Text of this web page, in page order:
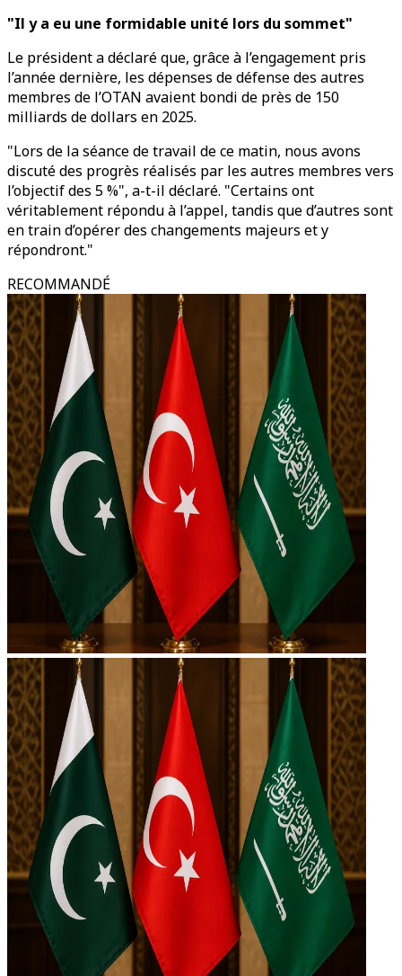
"Il y a eu une formidable unité lors du sommet"
Le président a déclaré que, grâce à l’engagement pris
l’année dernière, les dépenses de défense des autres
membres de l’OTAN avaient bondi de près de 150
milliards de dollars en 2025.
"Lors de la séance de travail de ce matin, nous avons
discuté des progrès réalisés par les autres membres vers
l’objectif des 5 %", a-t-il déclaré. "Certains ont
véritablement répondu à l’appel, tandis que d’autres sont
en train d’opérer des changements majeurs et y
répondront."
RECOMMANDÉ